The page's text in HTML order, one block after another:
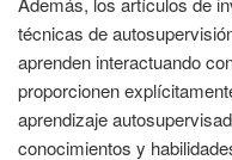
técnicas de
aprenden interactuando
proporcionen
aprendizaje
conocimientos y